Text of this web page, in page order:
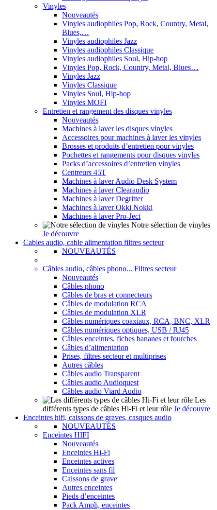
Vinyles
Nouveautés
Vinyles audiophiles Pop, Rock, Country, Metal,
Blues,…
Vinyles audiophiles Jazz
Vinyles audiophiles Classique
Vinyles audiophiles Soul, Hip-hop
Vinyles Pop, Rock, Country, Metal, Blues…
Vinyles Jazz
Vinyles Classique
Vinyles Soul, Hip-hop
Vinyles MOFI
Entretien et rangement des disques vinyles
Nouveautés
Machines à laver les disques vinyles
Accessoires pour machines à laver les vinyles
Brosses et produits d’entretien pour vinyles
Pochettes et rangements pour disques vinyles
Packs d’accessoires d’entretien vinyles
Centreurs 45T
Machines à laver Audio Desk System
Machines à laver Clearaudio
Machines à laver Degritter
Machines à laver Okki Nokki
Machines à laver Pro-Ject
Notre sélection de vinyles
Je découvre
Cables audio, cable alimentation filtres secteur
NOUVEAUTÉS
Câbles audio, câbles phono... Filtres secteur
Nouveautés
Câbles phono
Câbles de bras et connecteurs
Câbles de modulation RCA
Câbles de modulation XLR
Câbles numériques coaxiaux, RCA, BNC, XLR
Câbles numériques optiques, USB / RJ45
Câbles enceintes, fiches bananes et fourches
Câbles d’alimentation
Prises, filtres secteur et multiprises
Autres câbles
Câbles audio Transparent
Câbles audio Audioquest
Câbles audio Viard Audio
Les
différents types de câbles Hi-Fi et leur rôle Je découvre
Enceintes hifi, caissons de graves, casques audio
NOUVEAUTÉS
Enceintes HIFI
Nouveautés
Enceintes Hi-Fi
Enceintes actives
Enceintes sans fil
Caissons de grave
Autres enceintes
Pieds d’enceintes
Pack Ampli, enceintes